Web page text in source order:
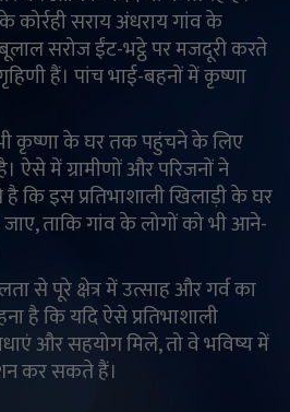
कोर्रही सराय अंधराय गांव के
सरोज ईंट-भट्ठे पर मजदूरी करते
हैं। पांच भाई-बहनों में कृष्णा
कृष्णा के घर तक पहुंचने के लिए
ऐसे में ग्रामीणों और परिजनों ने
कि इस प्रतिभाशाली खिलाड़ी के घर
ताकि गांव के लोगों को भी आने-
से पूरे क्षेत्र में उत्साह और गर्व का
है कि यदि ऐसे प्रतिभाशाली
और सहयोग मिले, तो वे भविष्य में
कर सकते हैं।